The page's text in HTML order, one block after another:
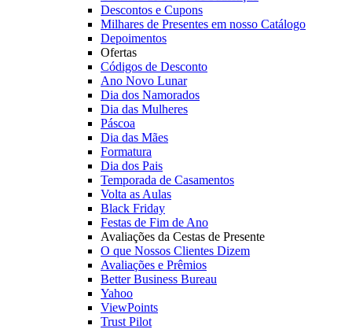
Descontos e Cupons
Milhares de Presentes em nosso Catálogo
Depoimentos
Ofertas
Códigos de Desconto
Ano Novo Lunar
Dia dos Namorados
Dia das Mulheres
Páscoa
Dia das Mães
Formatura
Dia dos Pais
Temporada de Casamentos
Volta as Aulas
Black Friday
Festas de Fim de Ano
Avaliações da Cestas de Presente
O que Nossos Clientes Dizem
Avaliações e Prêmios
Better Business Bureau
Yahoo
ViewPoints
Trust Pilot